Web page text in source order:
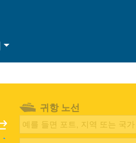
귀항 노선